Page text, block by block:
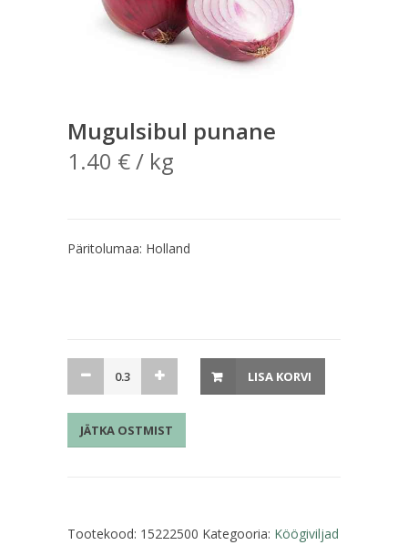
Mugulsibul punane
1.40 €/ kg
Päritolumaa: Holland
kogus
LISA KORVI
JÄTKA OSTMIST
Tootekood: 15222500 Kategooria: Köögiviljad